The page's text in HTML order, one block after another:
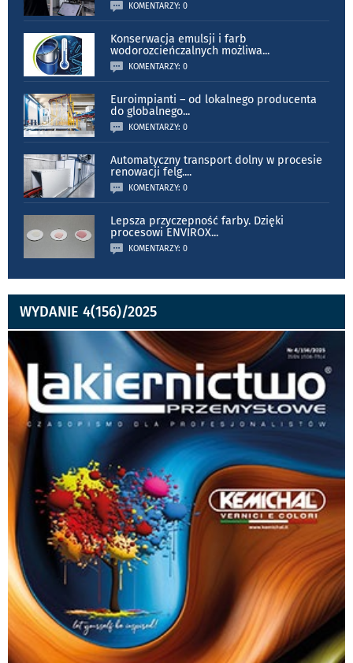
KOMENTARZY: 0
Konserwacja emulsji i farb
wodorozcieńczalnych możliwa...
KOMENTARZY: 0
Euroimpianti – od lokalnego producenta
do globalnego...
KOMENTARZY: 0
Automatyczny transport dolny w procesie
renowacji felg....
KOMENTARZY: 0
Lepsza przyczepność farby. Dzięki
procesowi ENVIROX...
KOMENTARZY: 0
WYDANIE 4(156)/2025